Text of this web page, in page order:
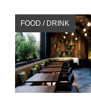
FOOD / DRINK